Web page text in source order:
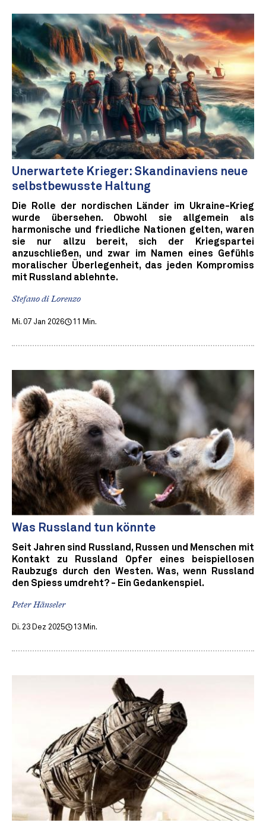
Unerwartete Krieger: Skandinaviens neue
selbstbewusste Haltung
Die Rolle der nordischen Länder im Ukraine-Krieg
wurde übersehen. Obwohl sie allgemein als
harmonische und friedliche Nationen gelten, waren
sie nur allzu bereit, sich der Kriegspartei
anzuschließen, und zwar im Namen eines Gefühls
moralischer Überlegenheit, das jeden Kompromiss
mit Russland ablehnte.
Stefano di Lorenzo
Mi. 07 Jan 2026 11 Min.
Was Russland tun könnte
Seit Jahren sind Russland, Russen und Menschen mit
Kontakt zu Russland Opfer eines beispiellosen
Raubzugs durch den Westen. Was, wenn Russland
den Spiess umdreht? - Ein Gedankenspiel.
Peter Hänseler
Di. 23 Dez 2025 13 Min.